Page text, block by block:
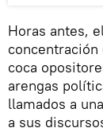
Horas antes,
coca
arengas
llamados a
a sus